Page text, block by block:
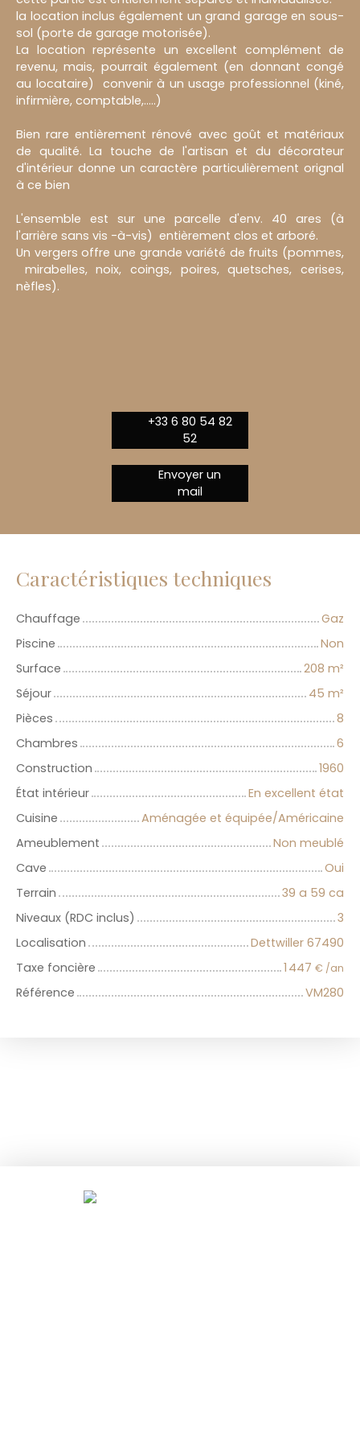
la location inclus également un grand garage en sous-
sol (porte de garage motorisée).
La location représente un excellent complément de
revenu, mais, pourrait également (en donnant congé
au locataire) convenir à un usage professionnel (kiné,
infirmière, comptable,.....)
Bien rare entièrement rénové avec goût et matériaux
de qualité. La touche de l'artisan et du décorateur
d'intérieur donne un caractère particulièrement orignal
à ce bien
L'ensemble est sur une parcelle d'env. 40 ares (à
l'arrière sans vis -à-vis) entièrement clos et arboré.
Un vergers offre une grande variété de fruits (pommes,
mirabelles, noix, coings, poires, quetsches, cerises,
nèfles).
+33 6 80 54 82
52
Envoyer un
mail
Caractéristiques techniques
Chauffage
Gaz
Piscine
Non
Surface
208 m²
Séjour
45 m²
Pièces
8
Chambres
6
Construction
1960
État intérieur
En excellent état
Cuisine
Aménagée et équipée/Américaine
Ameublement
Non meublé
Cave
Oui
Terrain
39 a 59 ca
Niveaux (RDC inclus)
3
Localisation
Dettwiller 67490
Taxe foncière
1 447 € /an
Référence VM280